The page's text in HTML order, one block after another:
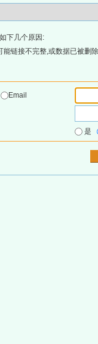
下几个原因:
能链接不完整,或数据已被删
Email
是